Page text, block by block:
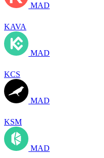
MAD
KAVA
MAD
KCS
MAD
KSM
MAD